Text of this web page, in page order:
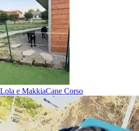
Lola e MakkiaCane Corso